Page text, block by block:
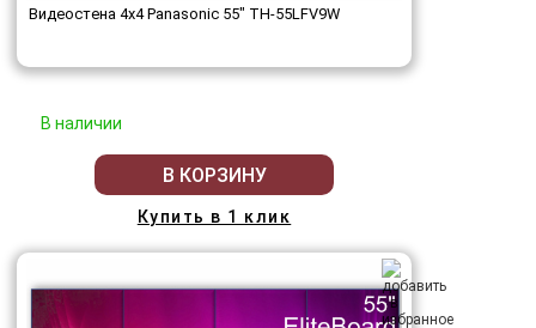
Видеостена 4x4 Panasonic 55" TH-55LFV9W
В наличии
В КОРЗИНУ
Купить в 1 клик